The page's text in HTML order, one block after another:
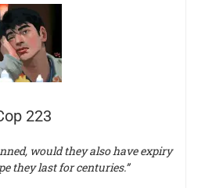
223
would they also have expiry
they last for centuries.”